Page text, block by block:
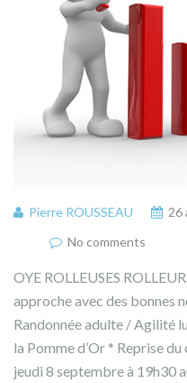
Pierre ROUSSEAU 26
No comments
OYE ROLLEUSES
approche avec des bonnes
Randonnée adulte / Agilité
la Pomme d’Or * Reprise
jeudi 8 septembre à 19h30